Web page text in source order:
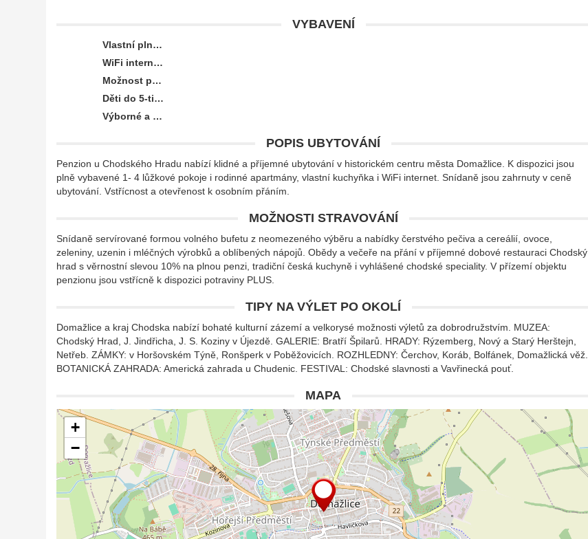
VYBAVENÍ
Vlastní plně vybavená kuchyňka na každém pokoji
WiFi internet zdarma
Možnost parkování u penzionu
Děti do 5-ti let grátis - postýlka či pevné lůžko
Výborné a pestré snídaně - obchod potravin v přízemí objektu
POPIS UBYTOVÁNÍ
Penzion u Chodského Hradu nabízí klidné a příjemné ubytování v historickém centru města Domažlice. K dispozici jsou
plně vybavené 1- 4 lůžkové pokoje i rodinné apartmány, vlastní kuchyňka i WiFi internet. Snídaně jsou zahrnuty v ceně
ubytování. Vstřícnost a otevřenost k osobním přáním.
MOŽNOSTI STRAVOVÁNÍ
Snídaně servírované formou volného bufetu z neomezeného výběru a nabídky čerstvého pečiva a cereálií, ovoce,
zeleniny, uzenin i mléčných výrobků a oblíbených nápojů. Obědy a večeře na přání v příjemné dobové restauraci Chodský
hrad s věrnostní slevou 10% na plnou penzi, tradiční česká kuchyně i vyhlášené chodské speciality. V přízemí objektu
penzionu jsou vstřícně k dispozici potraviny PLUS.
TIPY NA VÝLET PO OKOLÍ
Domažlice a kraj Chodska nabízí bohaté kulturní zázemí a velkorysé možnosti výletů za dobrodružstvím. MUZEA:
Chodský Hrad, J. Jindřicha, J. S. Koziny v Újezdě. GALERIE: Bratří Špilarů. HRADY: Rýzemberg, Nový a Starý Herštejn,
Netřeb. ZÁMKY: v Horšovském Týně, Ronšperk v Poběžovicích. ROZHLEDNY: Čerchov, Koráb, Bolfánek, Domažlická věž.
BOTANICKÁ ZAHRADA: Americká zahrada u Chudenic. FESTIVAL: Chodské slavnosti a Vavřinecká pouť.
MAPA
+
−